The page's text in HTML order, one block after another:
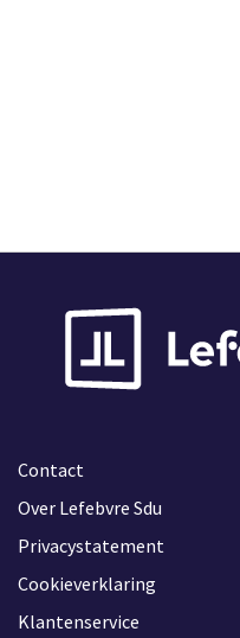
Contact
Over Lefebvre Sdu
Privacystatement
Cookieverklaring
Klantenservice